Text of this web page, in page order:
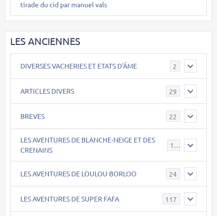
tirade du cid par manuel vals
LES ANCIENNES
DIVERSES VACHERIES ET ETATS D'ÂME 2
ARTICLES DIVERS 29
BREVES 22
LES AVENTURES DE BLANCHE-NEIGE ET DES
CRENAINS
17
LES AVENTURES DE LOULOU BORLOO 24
LES AVENTURES DE SUPER FAFA 117